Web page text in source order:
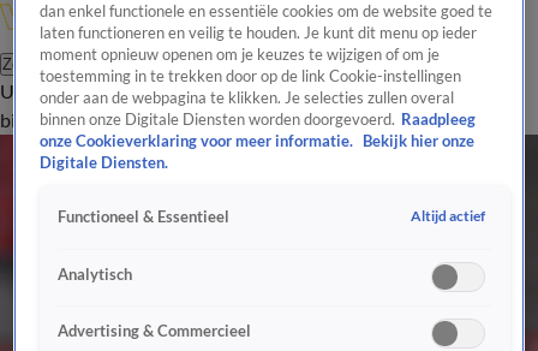
Zoeken
UitzendingenVandaag InsideDe OranjezomerShopUitzending
bijwonen
dan enkel functionele en essentiële cookies om de website goed te
laten functioneren en veilig te houden. Je kunt dit menu op ieder
moment opnieuw openen om je keuzes te wijzigen of om je
toestemming in te trekken door op de link Cookie-instellingen
onder aan de webpagina te klikken. Je selecties zullen overal
binnen onze Digitale Diensten worden doorgevoerd. Raadpleeg
onze Cookieverklaring voor meer informatie.
Bekijk hier onze
Digitale Diensten.
Functioneel & Essentieel Altijd actief
Analytisch
Advertising & Commercieel